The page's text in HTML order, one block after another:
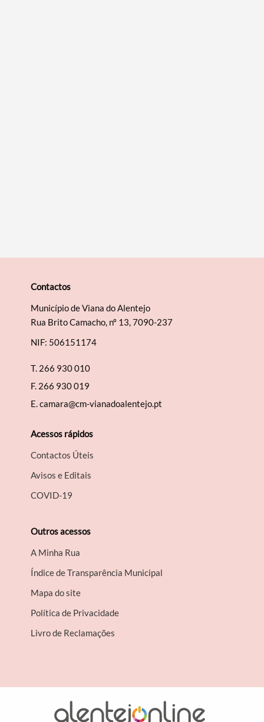
Contactos
Município de Viana do Alentejo
Rua Brito Camacho, nº 13, 7090-237
NIF: 506151174
T. 266 930 010
F. 266 930 019
E.camara@cm-vianadoalentejo.pt
Acessos rápidos
Contactos Úteis
Avisos e Editais
COVID-19
Outros acessos
A Minha Rua
Índice de Transparência Municipal
Mapa do site
Política de Privacidade
Livro de Reclamações